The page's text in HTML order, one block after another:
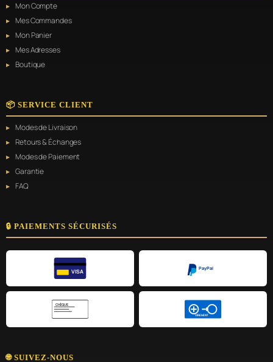
Mon Compte
Mes Commandes
Mon Panier
Mes Adresses
Boutique
📦 SERVICE CLIENT
Modes de Livraison
Retours & Échanges
Modes de Paiement
Garantie
FAQ
🔒 PAIEMENTS SÉCURISÉS
VISA
PayPal
CHÈQUE
VIREMENT
🌐 SUIVEZ-NOUS